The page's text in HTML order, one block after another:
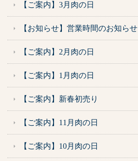
【ご案内】3月肉の日
【お知らせ】営業時間のお知らせ
【ご案内】2月肉の日
【ご案内】1月肉の日
【ご案内】新春初売り
【ご案内】11月肉の日
【ご案内】10月肉の日